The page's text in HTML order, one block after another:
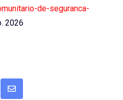
de-seguranca-
2026
Share